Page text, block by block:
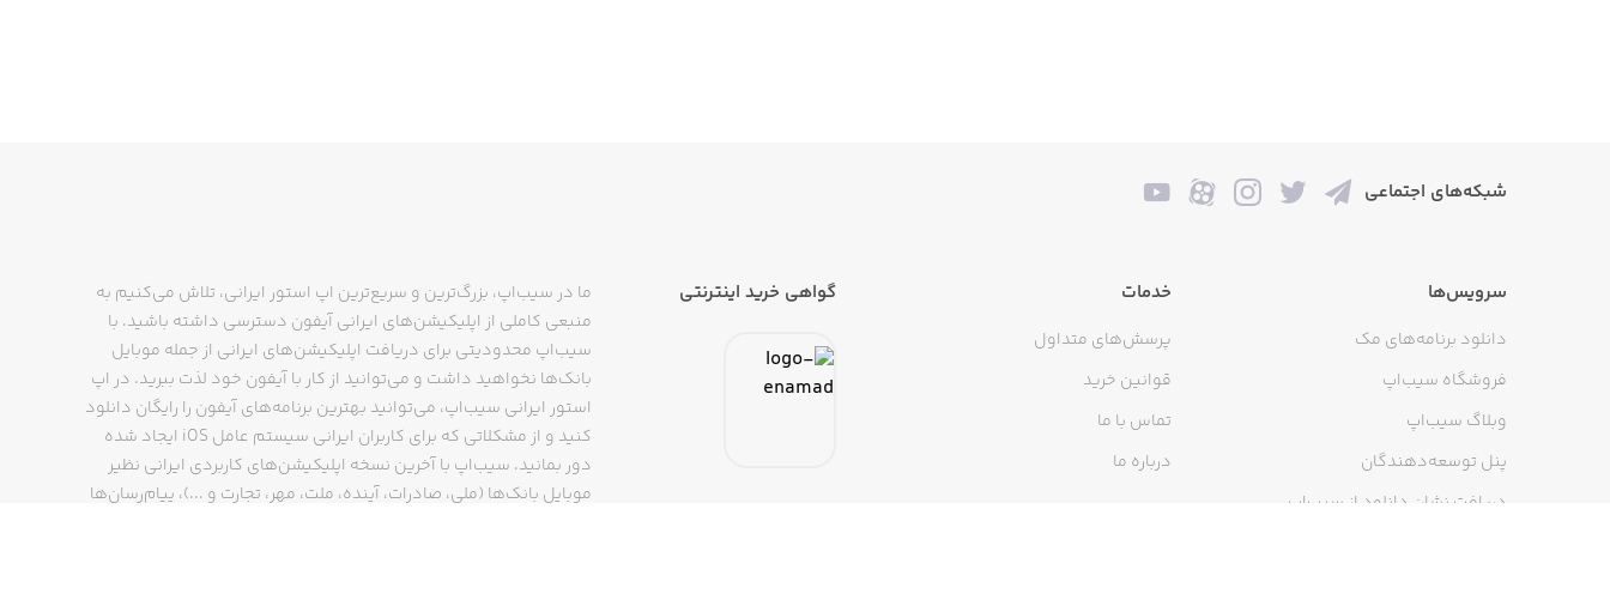
شبکه‌های اجتماعی
سرویس‌ها
دانلود برنامه‌های مک
فروشگاه سیب‌اپ
وبلاگ سیب‌اپ
پنل توسعه‌دهندگان
دریافت نشان دانلود از سیب‌اپ
خدمات
پرسش‌های متداول
قوانین خرید
تماس با ما
درباره ما
گواهی خرید اینترنتی
ما در سیب‌اپ، بزرگ‌ترین و سریع‌ترین اپ استور ایرانی، تلاش می‌کنیم به
منبعی کاملی از اپلیکیشن‌های ایرانی آیفون دسترسی داشته باشید. با
سیب‌اپ محدودیتی برای دریافت اپلیکیشن‌های ایرانی از جمله موبایل
بانک‌ها نخواهید داشت و می‌توانید از کار با آیفون خود لذت ببرید. در اپ
استور ایرانی سیب‌اپ، می‌توانید بهترین برنامه‌های آیفون را رایگان دانلود
کنید و از مشکلاتی که برای کاربران ایرانی سیستم عامل iOS ایجاد شده
دور بمانید. سیب‌اپ با آخرین نسخه اپلیکیشن‌های کاربردی ایرانی نظیر
موبایل بانک‌ها (ملی، صادرات، آینده، ملت، مهر، تجارت و ...)، پیام‌رسان‌ها